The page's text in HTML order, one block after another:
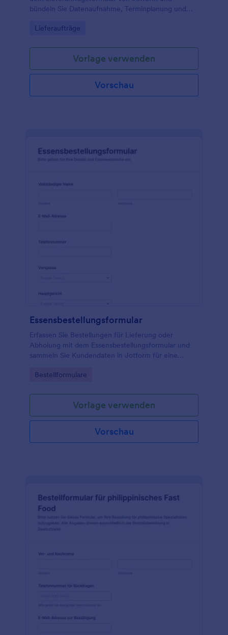
bündeln Sie Datenaufnahme, Terminplanung und
Formularantworten.
Go to Category:
Lieferaufträge
Vorlage verwenden
Vorschau
Essensbestellungsformular
Erfassen Sie Bestellungen für Lieferung oder
Abholung mit dem Essensbestellungsformular und
sammeln Sie Kundendaten in Jotform für eine
oder Catering.
Go to Category:
Bestellformulare
Vorlage verwenden
Vorschau